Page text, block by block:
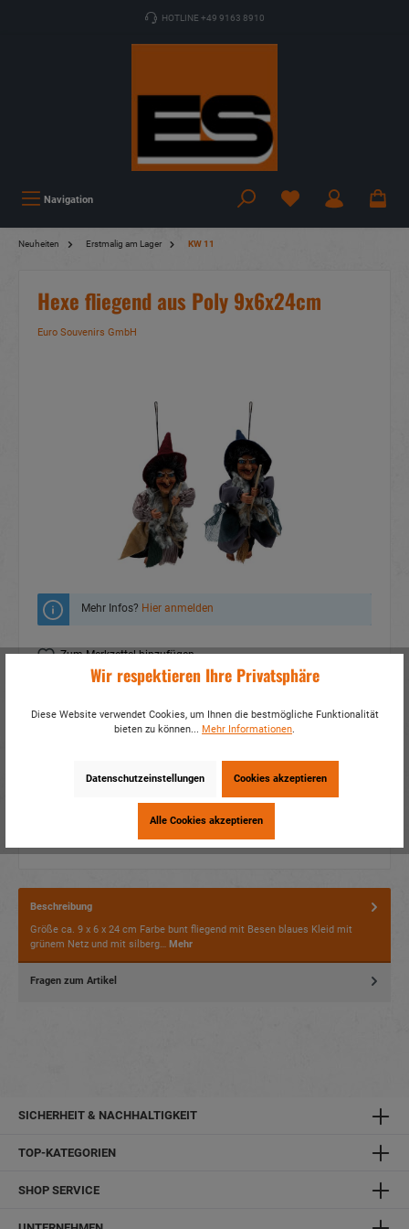
HOTLINE +49 9163 8910
Navigation
Neuheiten Erstmalig am Lager KW 11
Hexe fliegend aus Poly 9x6x24cm
Euro Souvenirs GmbH
Mehr Infos? Hier anmelden
Zum Merkzettel hinzufügen
21990
Beschreibung
Größe ca. 9 x 6 x 24 cm Farbe bunt fliegend mit Besen blaues Kleid mit
grünem Netz und mit silberg… Mehr
Fragen zum Artikel
SICHERHEIT & NACHHALTIGKEIT
TOP-KATEGORIEN
SHOP SERVICE
Wir respektieren Ihre Privatsphäre
Diese Website verwendet Cookies, um Ihnen die bestmögliche Funktionalität
bieten zu können... Mehr Informationen.
Datenschutzeinstellungen Cookies akzeptieren
Alle Cookies akzeptieren